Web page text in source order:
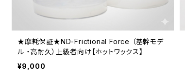
★摩耗保証★ND-Frictional Force （基幹モデ
ル ・高耐久）上級者向け【ホットワックス】
¥9,000